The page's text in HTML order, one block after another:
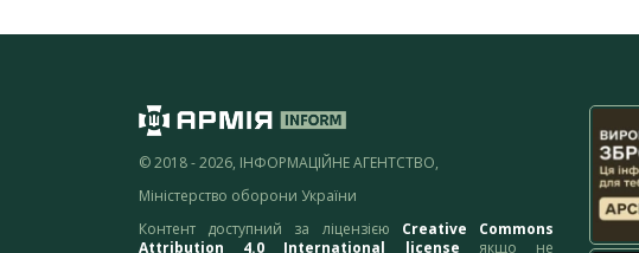
© 2018 - 2026, ІНФОРМАЦІЙНЕ АГЕНТСТВО,
Міністерство оборони України
Контент доступний за ліцензією Creative Commons
Attribution 4.0 International license якщо не